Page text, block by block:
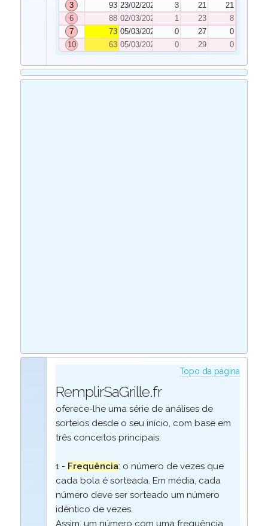
3
93 23/02/2021 3 21
21
6
88 02/03/2021 1 23
8
7
73 05/03/2021 0 27
0
10
63 05/03/2021 0 29 0
Topo da página
RemplirSaGrille.fr
oferece-lhe uma série de análises de
sorteios desde o seu início, com base em
três conceitos principais:
1 - Frequência: o número de vezes que
cada bola é sorteada. Em média, cada
número deve ser sorteado um número
idêntico de vezes.
Assim, um número com uma frequência